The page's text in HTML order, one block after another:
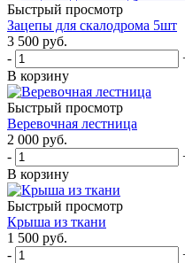
Быстрый просмотр
Зацепы для скалодрома 5шт
3 500 руб.
-
В корзину
Быстрый просмотр
Веревочная лестница
2 000 руб.
-
В корзину
Быстрый просмотр
Крыша из ткани
1 500 руб.
-